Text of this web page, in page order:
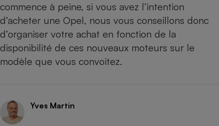
commence à peine, si vous avez l’intention
d’acheter une Opel, nous vous conseillons donc
d’organiser votre achat en fonction de la
disponibilité de ces nouveaux moteurs sur le
modèle que vous convoitez.
Yves Martin